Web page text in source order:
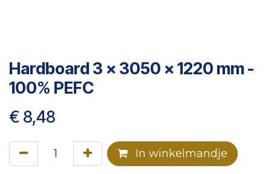
Hardboard 3 x 3050 x 1220 mm -
100% PEFC
€ 8,48
In winkelmandje